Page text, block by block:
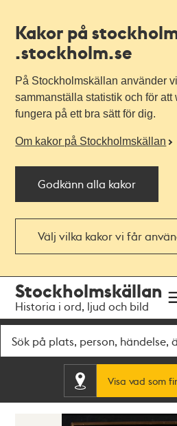
Kakor på
.stockholm.se
På Stockholmskällan använder
sammanställa statistik och för att
fungera på ett bra sätt för dig.
Om kakor på Stockholmskällan
Godkänn alla kakor
Välj vilka kakor vi får
navigationen
huvudinnehållet
Stockholmskällan
Historia i ord, ljud och bild
Visa vad som